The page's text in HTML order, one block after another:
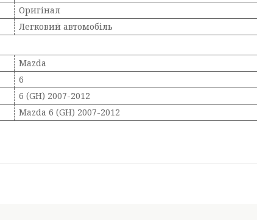
Оригінал
Легковий автомобіль
Mazda
6
6 (GH) 2007-2012
Mazda 6 (GH) 2007-2012